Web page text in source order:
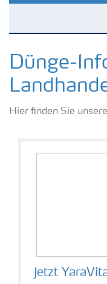
Kulturen
Düngemittel
Dünge-
Hier finden Sie
Jetzt